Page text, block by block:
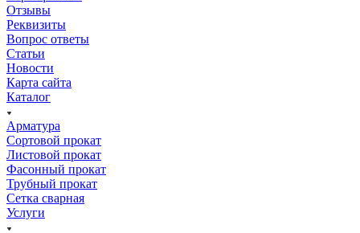
Отзывы
Реквизиты
Вопрос ответы
Статьи
Новости
Карта сайта
Каталог
Арматура
Сортовой прокат
Листовой прокат
Фасонный прокат
Трубный прокат
Сетка сварная
Услуги